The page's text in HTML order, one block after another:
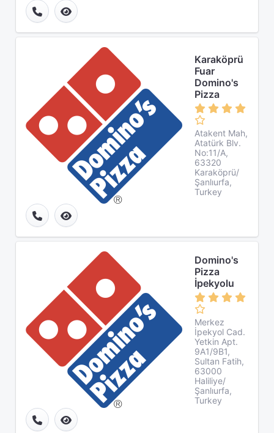
Karaköprü
Fuar
Domino's
Pizza
Atakent Mah,
Atatürk Blv.
No:11/A,
63320
Karaköprü/
Şanlıurfa,
Turkey
Domino's
Pizza
İpekyolu
Merkez
İpekyol Cad.
Yetkin Apt.
9A1/9B1,
Sultan Fatih,
63000
Haliliye/
Şanlıurfa,
Turkey